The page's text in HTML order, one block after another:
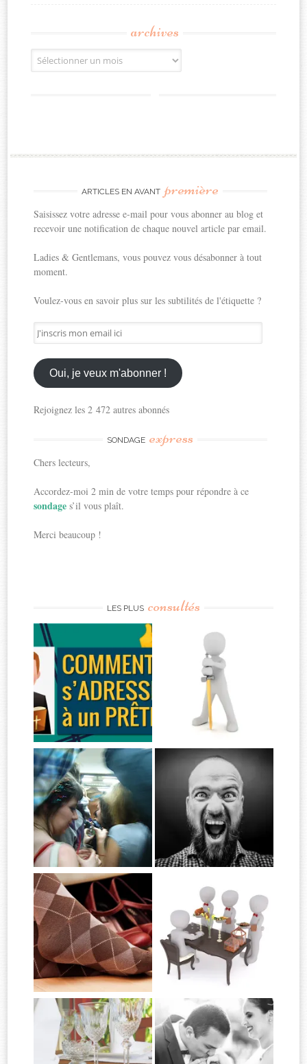
archives
Archives
ARTICLES EN AVANT première
Saisissez votre adresse e-mail pour vous abonner au blog et
recevoir une notification de chaque nouvel article par email.
Ladies & Gentlemans, vous pouvez vous désabonner à tout
moment.
Voulez-vous en savoir plus sur les subtilités de l'étiquette ?
J'inscris
mon
email
ici
Oui, je veux m'abonner !
Rejoignez les 2 472 autres abonnés
SONDAGE express
Chers lecteurs,
Accordez-moi 2 min de votre temps pour répondre à ce
sondages’il vous plaît.
Merci beaucoup !
LES PLUS consultés